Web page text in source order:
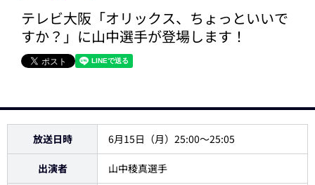
テレビ大阪「オリックス、ちょっといいで
すか？」に山中選手が登場します！
放送日時 6月15日（月）25:00～25:05
出演者 山中稜真選手